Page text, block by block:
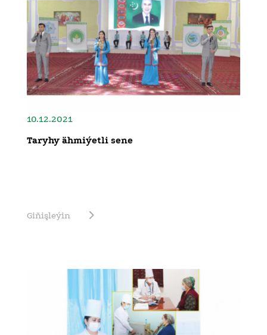
10.12.2021
Taryhy ähmiýetli sene
Giňişleýin